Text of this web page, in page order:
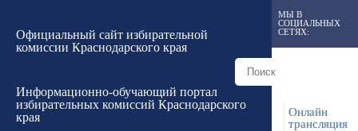
Официальный сайт избирательной
комиссии Краснодарского края
Информационно-обучающий портал
избирательных комиссий Краснодарского
края
МЫ В
СОЦИАЛЬНЫХ
СЕТЯХ:
Онлайн
трансляция